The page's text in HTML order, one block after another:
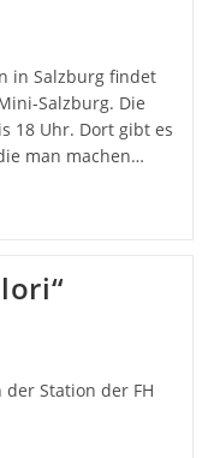
in Salzburg findet
Salzburg. Die
18 Uhr. Dort gibt es
man machen…
Station der FH